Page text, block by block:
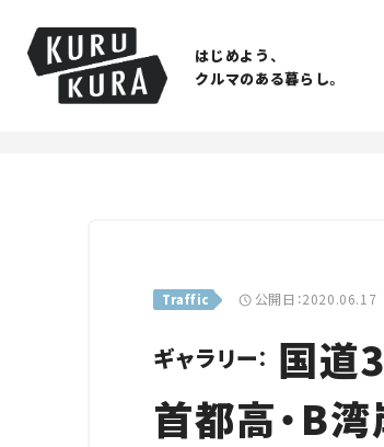
はじめよう、
クルマのある暮らし。
Traffic 公開日：2020.06.17
ギャラリー： 国道
首都高・B